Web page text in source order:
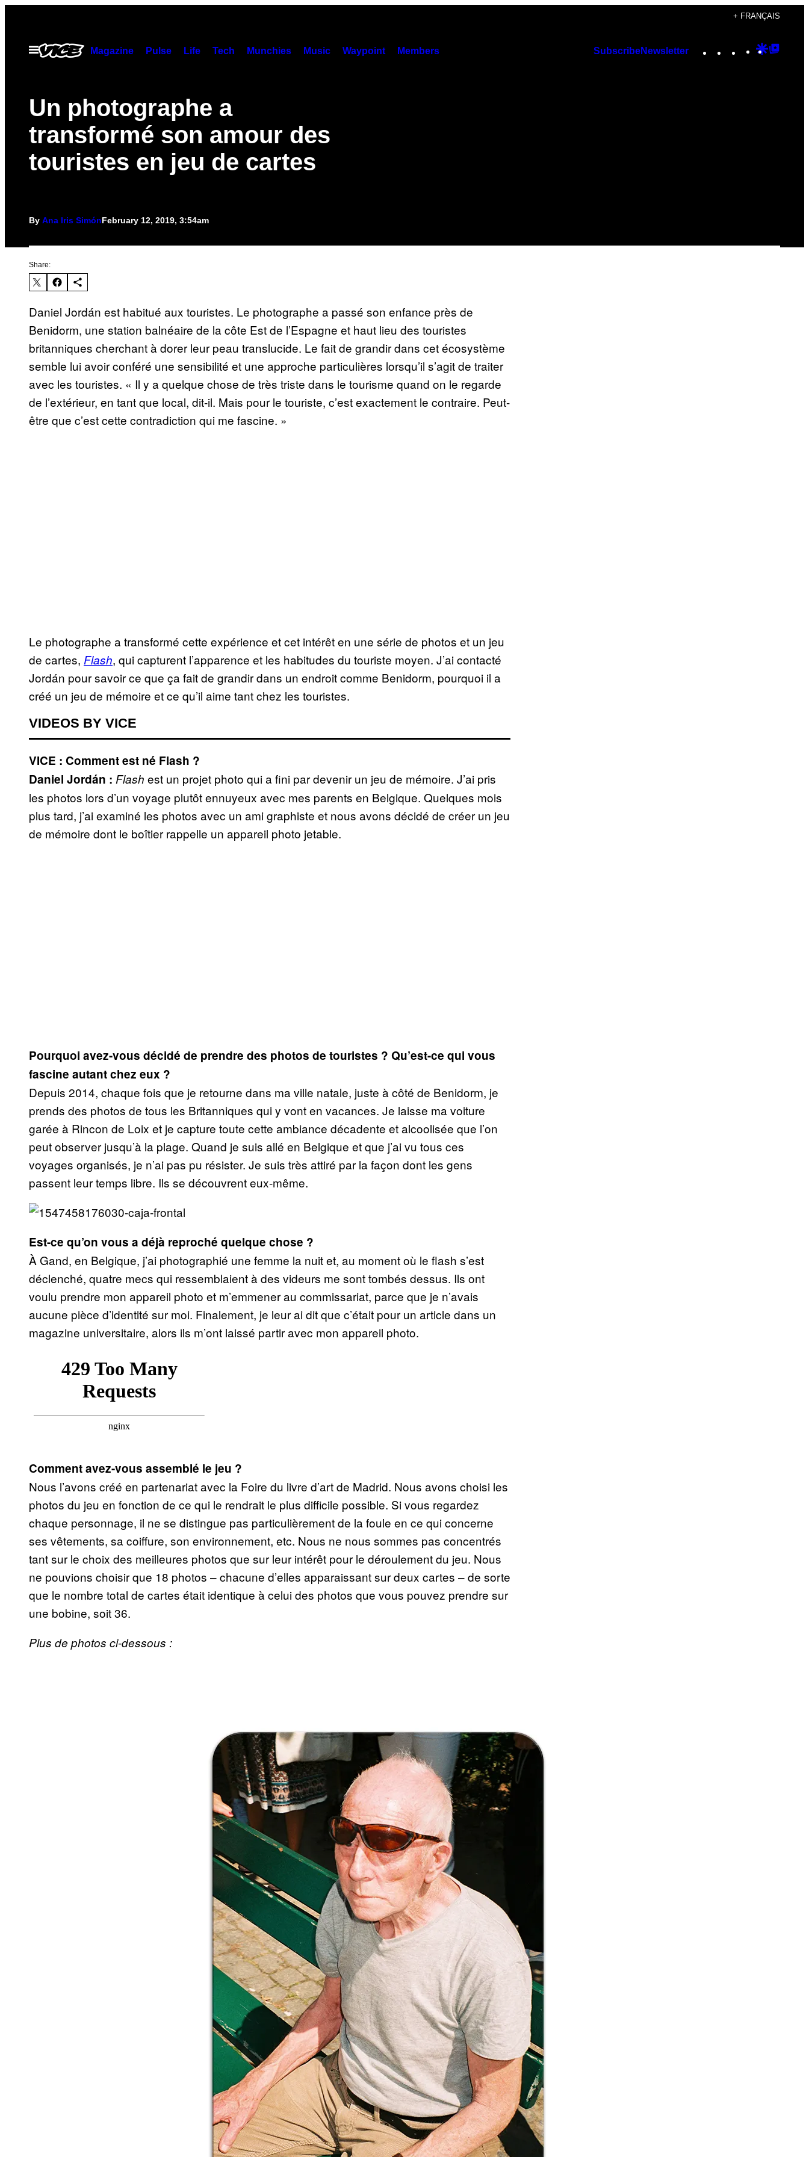
content
+ FRANÇAIS
Open
Menu
Magazine Pulse Life Tech Munchies Music Waypoint Members SubscribeNewsletter Instagram
TikTok
YouTube
Google
Un photographe a
transformé son amour des
touristes en jeu de cartes
By Ana Iris SimónFebruary 12, 2019, 3:54am
Share:
Daniel Jordán est habitué aux touristes. Le photographe a passé son enfance près de
Benidorm, une station balnéaire de la côte Est de l’Espagne et haut lieu des touristes
britanniques cherchant à dorer leur peau translucide. Le fait de grandir dans cet écosystème
semble lui avoir conféré une sensibilité et une approche particulières lorsqu’il s’agit de traiter
avec les touristes. « Il y a quelque chose de très triste dans le tourisme quand on le regarde
de l’extérieur, en tant que local, dit-il. Mais pour le touriste, c’est exactement le contraire. Peut-
être que c’est cette contradiction qui me fascine. »
Le photographe a transformé cette expérience et cet intérêt en une série de photos et un jeu
de cartes, Flash, qui capturent l’apparence et les habitudes du touriste moyen. J’ai contacté
Jordán pour savoir ce que ça fait de grandir dans un endroit comme Benidorm, pourquoi il a
créé un jeu de mémoire et ce qu’il aime tant chez les touristes.
VIDEOS BY VICE
VICE : Comment est né Flash ?
Daniel Jordán : Flash est un projet photo qui a fini par devenir un jeu de mémoire. J’ai pris
les photos lors d’un voyage plutôt ennuyeux avec mes parents en Belgique. Quelques mois
plus tard, j’ai examiné les photos avec un ami graphiste et nous avons décidé de créer un jeu
de mémoire dont le boîtier rappelle un appareil photo jetable.
Pourquoi avez-vous décidé de prendre des photos de touristes ? Qu’est-ce qui vous
fascine autant chez eux ?
Depuis 2014, chaque fois que je retourne dans ma ville natale, juste à côté de Benidorm, je
prends des photos de tous les Britanniques qui y vont en vacances. Je laisse ma voiture
garée à Rincon de Loix et je capture toute cette ambiance décadente et alcoolisée que l’on
peut observer jusqu’à la plage. Quand je suis allé en Belgique et que j’ai vu tous ces
voyages organisés, je n’ai pas pu résister. Je suis très attiré par la façon dont les gens
passent leur temps libre. Ils se découvrent eux-même.
Est-ce qu’on vous a déjà reproché quelque chose ?
À Gand, en Belgique, j’ai photographié une femme la nuit et, au moment où le flash s’est
déclenché, quatre mecs qui ressemblaient à des videurs me sont tombés dessus. Ils ont
voulu prendre mon appareil photo et m’emmener au commissariat, parce que je n’avais
aucune pièce d’identité sur moi. Finalement, je leur ai dit que c’était pour un article dans un
magazine universitaire, alors ils m’ont laissé partir avec mon appareil photo.
Comment avez-vous assemblé le jeu ?
Nous l’avons créé en partenariat avec la Foire du livre d’art de Madrid. Nous avons choisi les
photos du jeu en fonction de ce qui le rendrait le plus difficile possible. Si vous regardez
chaque personnage, il ne se distingue pas particulièrement de la foule en ce qui concerne
ses vêtements, sa coiffure, son environnement, etc. Nous ne nous sommes pas concentrés
tant sur le choix des meilleures photos que sur leur intérêt pour le déroulement du jeu. Nous
ne pouvions choisir que 18 photos – chacune d’elles apparaissant sur deux cartes – de sorte
que le nombre total de cartes était identique à celui des photos que vous pouvez prendre sur
une bobine, soit 36.
Plus de photos ci-dessous :